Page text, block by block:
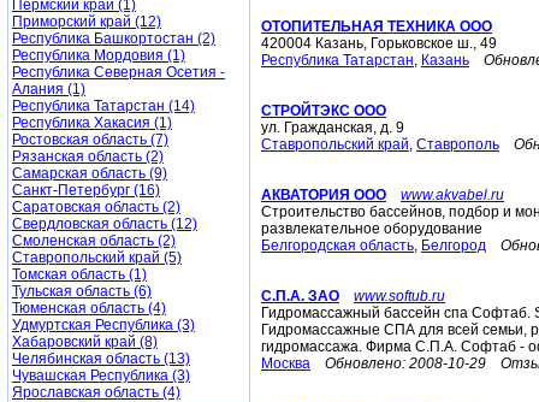
Пермский край (1)
Приморский край (12)
Республика Башкортостан (2)
Республика Мордовия (1)
Республика Северная Осетия -
Алания (1)
Республика Татарстан (14)
Республика Хакасия (1)
Ростовская область (7)
Рязанская область (2)
Самарская область (9)
Санкт-Петербург (16)
Саратовская область (2)
Свердловская область (12)
Смоленская область (2)
Ставропольский край (5)
Томская область (1)
Тульская область (6)
Тюменская область (4)
Удмуртская Республика (3)
Хабаровский край (8)
Челябинская область (13)
Чувашская Республика (3)
Ярославская область (4)
ОТОПИТЕЛЬНАЯ ТЕХНИКА ООО
420004 Казань, Горьковское ш., 49
Республика Татарстан, Казань
СТРОЙТЭКС ООО
ул. Гражданская, д. 9
Ставропольский край, Ставрополь
АКВАТОРИЯ ООО
www.akvabel.ru
Строительство бассейнов, подбор и
развлекательное оборудование
Белгородская область, Белгород
С.П.А. ЗАО
www.softub.ru
Гидромассажный бассейн спа Софтаб.
Гидромассажные СПА для всей семьи,
гидромассажа. Фирма С.П.А. Софтаб -
Москва
Обновлено: 2008-10-29